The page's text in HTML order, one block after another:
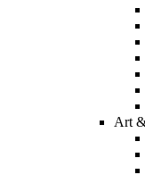
Art